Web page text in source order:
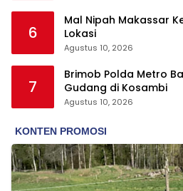
6
Mal Nipah Makassar
Lokasi
Agustus 10, 2026
7
Brimob Polda Metro
Gudang di Kosambi
Agustus 10, 2026